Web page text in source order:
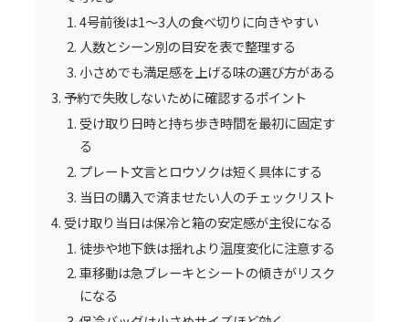
4号前後は1〜3人の食べ切りに向きやすい
人数とシーン別の目安を表で整理する
小さめでも満足感を上げる味の選び方がある
予約で失敗しないために確認するポイント
受け取り日時と持ち歩き時間を最初に固定す
る
プレート文言とロウソクは短く具体にする
当日の購入で済ませたい人のチェックリスト
受け取り当日は保冷と箱の安定感が主役になる
徒歩や地下鉄は揺れより温度変化に注意する
車移動は急ブレーキとシートの傾きがリスク
になる